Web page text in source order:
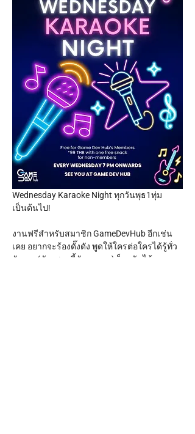
Wednesday Karaoke Night ทุกวันพุธ1ทุ่ม
เป็นต้นไป!
งานฟรีสำหรับสมาชิก GameDevHub อีกเช่น
เคย อยากจะร้องดั๊งดัง พูดให้ใครต่อใครได้รู้ทั่ว
กันนน (ทันเพลงนี้กันเนอะ…) ก็มากันได้เลย